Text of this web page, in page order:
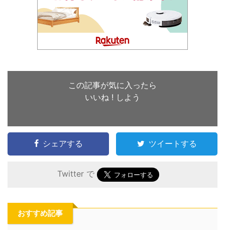
この記事が気に入ったら
いいね ! しよう
シェアする ツイートする
Twitter で
おすすめ記事